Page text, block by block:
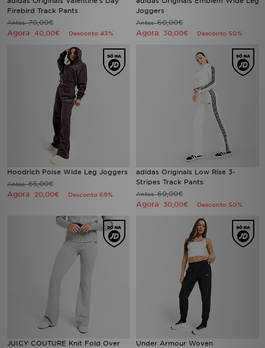
Firebird Track Pants
Antes70,00€
Agora 40,00€ Desconto 43%
Joggers
Antes60,00€
Agora 30,00€ Desconto 50%
Hoodrich Poise Wide Leg Joggers
Antes65,00€
Agora 20,00€ Desconto 69%
adidas Originals Low Rise 3-
Stripes Track Pants
Antes60,00€
Agora 30,00€ Desconto 50%
JUICY COUTURE Knit Fold Over
Under Armour Woven